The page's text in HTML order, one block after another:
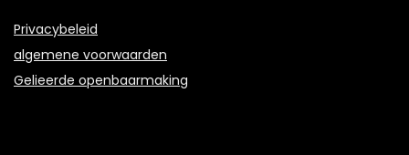
Privacybeleid
algemene voorwaarden
Gelieerde openbaarmaking